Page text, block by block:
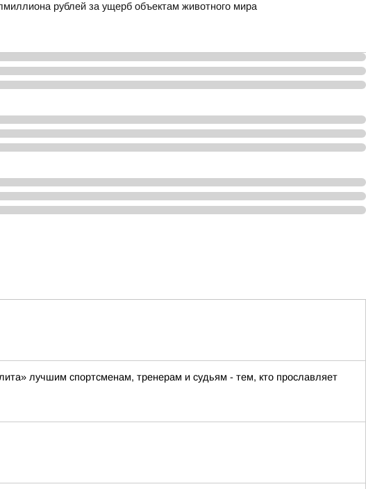
рублей за ущерб объектам животного мира
лучшим спортсменам, тренерам и судьям - тем, кто прославляет